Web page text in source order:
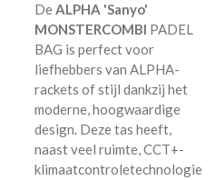
DeALPHA 'Sanyo'
MONSTERCOMBI PADEL
BAG is perfect voor
liefhebbers van ALPHA-
rackets of stijl dankzij het
moderne, hoogwaardige
design. Deze tas heeft,
naast veel ruimte, CCT+-
klimaatcontroletechnologie